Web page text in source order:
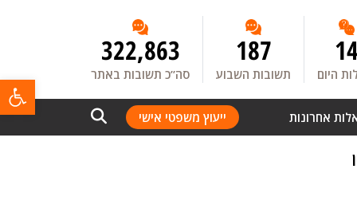
היום
187
תשובות השבוע
322,863
סה”כ תשובות באתר
אחרונות ייעוץ משפטי אישי